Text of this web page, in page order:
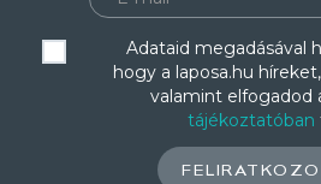
Adataid megadásával
hogy a laposa.hu
valamint elfogadod
tájékoztatóban